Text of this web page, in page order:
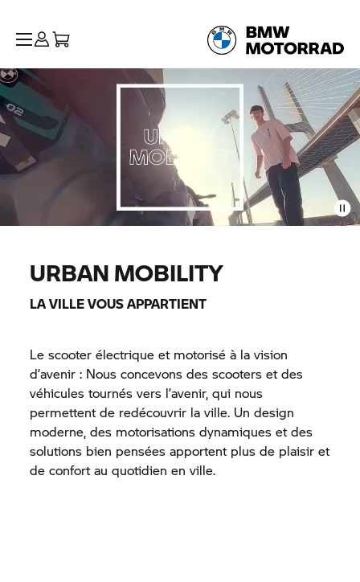
URBAN MOBILITY
LA VILLE VOUS APPARTIENT
Le scooter électrique et motorisé à la vision
d’avenir : Nous concevons des scooters et des
véhicules tournés vers l’avenir, qui nous
permettent de redécouvrir la ville. Un design
moderne, des motorisations dynamiques et des
solutions bien pensées apportent plus de plaisir et
de confort au quotidien en ville.